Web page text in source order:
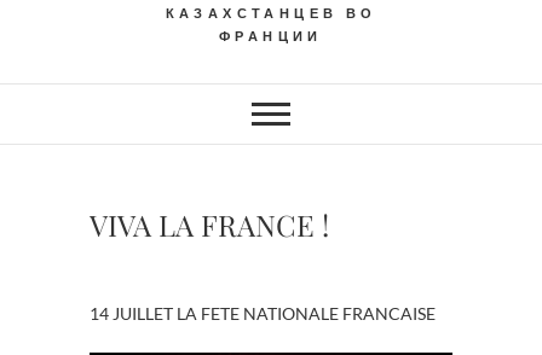
КАЗАХСТАНЦЕВ ВО
ФРАНЦИИ
VIVA LA FRANCE !
14 JUILLET LA FETE NATIONALE FRANCAISE